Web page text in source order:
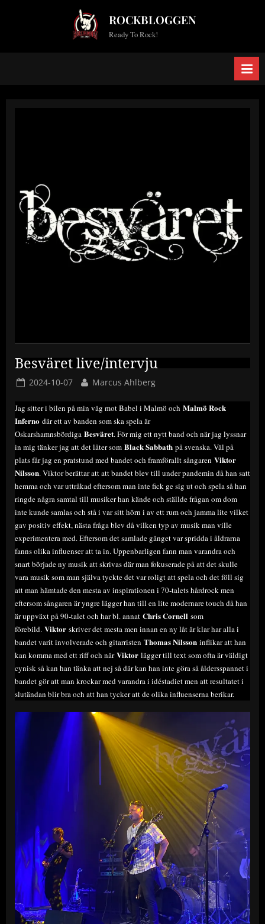
ROCKBLOGGEN
Ready To Rock!
Besväret live/intervju
Posted
2024-10-07 By
Marcus Ahlberg
Jag sitter i bilen på min väg mot Babel i Malmö och Malmö Rock
Inferno där ett av banden som ska spela är
Oskarshamnsbördiga Besväret. För mig ett nytt band och när jag lyssnar
in mig tänker jag att det låter som Black Sabbath på svenska. Väl på
plats får jag en pratstund med bandet och framförallt sångaren Viktor
Nilsson. Viktor berättar att att bandet blev till under pandemin då han satt
hemma och var uttråkad eftersom man inte fick ge sig ut och spela så han
ringde några samtal till musiker han kände och ställde frågan om dom
inte kunde samlas och stå i var sitt hörn i av ett rum och jamma lite vilket
gav positiv effekt, nästa fråga blev då vilken typ av musik man ville
experimentera med. Eftersom det samlade gänget var spridda i åldrarna
fanns olika influenser att ta in. Uppenbarligen fann man varandra och
snart började ny musik att skrivas där man fokuserade på att det skulle
vara musik som man själva tyckte det var roligt att spela och det föll sig
att man hämtade den mesta av inspirationen i 70-talets hårdrock men
eftersom sångaren är yngre lägger han till en lite modernare touch då han
är uppväxt på 90-talet och har bl. annat Chris Cornell som
förebild. Viktor skriver det mesta men innan en ny låt är klar har alla i
bandet varit involverade och gitarristen Thomas Nilsson inflikar att han
kan komma med ett riff och närViktor lägger till text som ofta är väldigt
cynisk så kan han tänka att nej så där kan han inte göra så åldersspannet i
bandet gör att man krockar med varandra i idéstadiet men att resultatet i
slutändan blir bra och att han tycker att de olika influenserna berikar.